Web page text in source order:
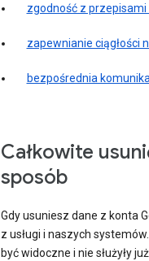
zgodność z
zapewnianie ciągłości
bezpośrednia
Całkowite
sposób
Gdy usuniesz dane z konta
z usługi i naszych
być widoczne i nie służyły